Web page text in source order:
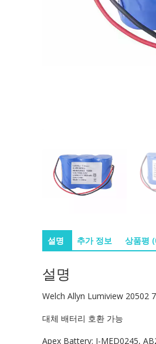
설명 추가 정보 상품평
설명
Welch Allyn Lumiview 20502
대체 배터리 호환 가능
Apex Battery: I-MED0245,